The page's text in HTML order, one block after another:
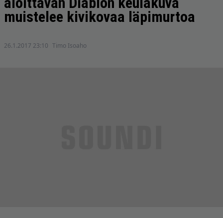
muistelee kivikovaa läpimurtoa
26.1.2017 23:10 Timo Isoaho